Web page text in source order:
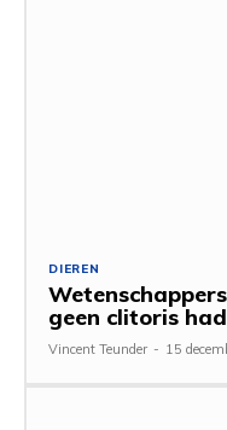
DIEREN
geen clitoris
Vincent Teunder - 15